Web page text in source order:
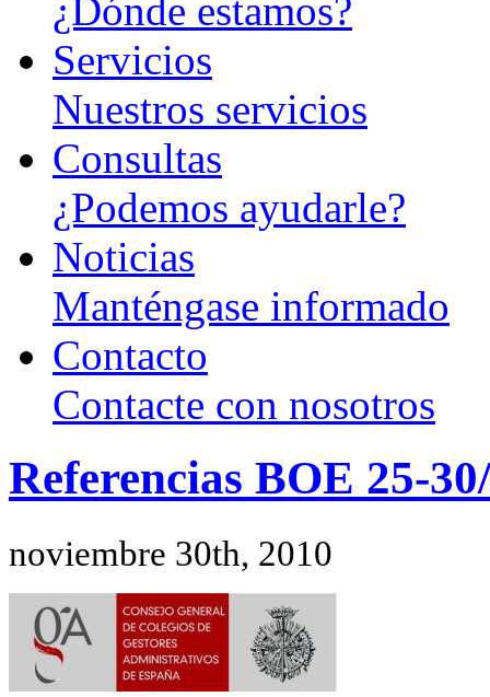
¿Dónde estamos?
Servicios
Nuestros servicios
Consultas
¿Podemos ayudarle?
Noticias
Manténgase informado
Contacto
Contacte con nosotros
Referencias BOE 25-
noviembre 30th, 2010